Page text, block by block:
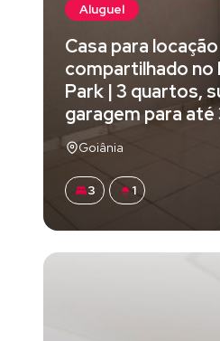
Aluguel
Casa para
compartilhado no
Park | 3 quartos,
garagem para até
Goiânia
3 1